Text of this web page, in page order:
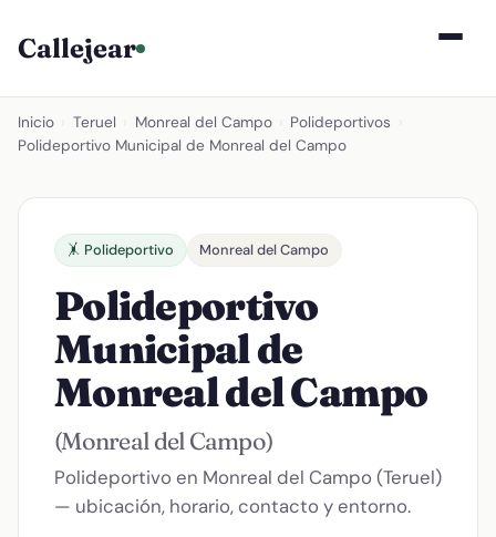
Callejear
Inicio Teruel Monreal del Campo Polideportivos
Polideportivo Municipal de Monreal del Campo
🤸 Polideportivo Monreal del Campo
Polideportivo
Municipal de
Monreal del Campo
(Monreal del Campo)
Polideportivo en Monreal del Campo (Teruel)
— ubicación, horario, contacto y entorno.